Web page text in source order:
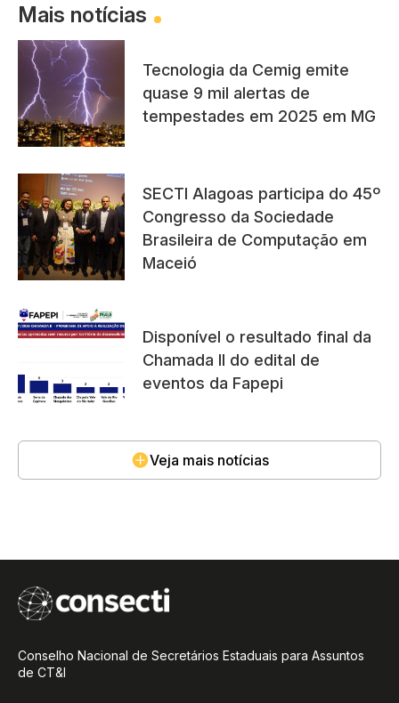
Mais notícias
Tecnologia da Cemig emite
quase 9 mil alertas de
tempestades em 2025 em MG
SECTI Alagoas participa do 45º
Congresso da Sociedade
Brasileira de Computação em
Maceió
Disponível o resultado final da
Chamada II do edital de
eventos da Fapepi
Veja mais notícias
Conselho Nacional de Secretários Estaduais para Assuntos
de CT&I